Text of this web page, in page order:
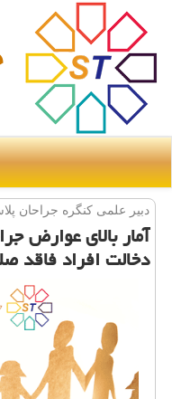
دبیر علمی كنگره جراحان
آمار بالای عوارض
دخالت افراد فاقد